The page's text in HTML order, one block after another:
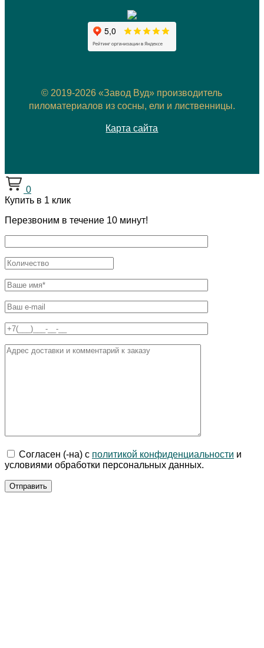
© 2019-2026 «Завод Вуд» производитель
пиломатериалов из сосны, ели и лиственницы.
Карта сайта
0
Купить в 1 клик
Перезвоним в течение 10 минут!
Согласен (-на) с политикой конфиденциальности и
условиями обработки персональных данных.